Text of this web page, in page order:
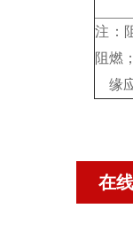
注：
阻燃
缘
在